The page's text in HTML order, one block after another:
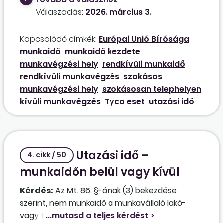
foglalkoztatási osztályokra kell utazniuk, ahol
csoportos vagy egyéni tanácsadást végeznek,
kezdődik és végződik a munkaideje? A
szolgáltatásnyújtás helyére történő utazás
minek számít ebben az esetben? Amennyiben
az utazás és a szolgáltatásnyújtás meghaladja
a napi kötelező munkaidőt, abban az esetben a
pluszidő túlmunkának számít?
Válaszadás: 2026. március 3.
Kapcsolódó címkék: Európai Unió Bírósága
munkaidő munkaidő kezdete
munkavégzési hely rendkívüli munkaidő
rendkívüli munkavégzés szokásos
munkavégzési hely szokásosan telephelyen
kívüli munkavégzés Tyco eset utazási idő
4. cikk / 50
Utazási idő –
munkaidőn belül vagy kívül
Kérdés: Az Mt. 86. §-ának (3) bekezdése
szerint, nem munkaidő a munkavállaló lakó-
vagy tartózkodási helyéről a tényleges